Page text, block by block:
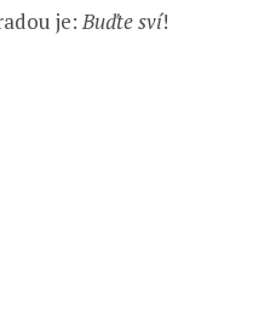
je:Buďte sví!